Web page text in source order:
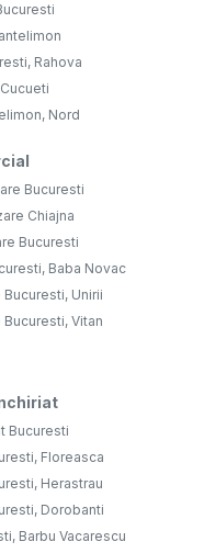
Rahova
Nord
Bucuresti
Chiajna
Bucuresti
Baba Novac
Unirii
Vitan
Bucuresti
Floreasca
Herastrau
Dorobanti
Barbu Vacarescu